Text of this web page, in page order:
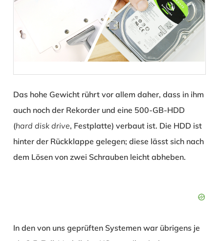
Das hohe Gewicht rührt vor allem daher, dass in ihm
auch noch der Rekorder und eine 500-GB-HDD
(hard disk drive, Festplatte) verbaut ist. Die HDD ist
hinter der Rückklappe gelegen; diese lässt sich nach
dem Lösen von zwei Schrauben leicht abheben.
In den von uns geprüften Systemen war übrigens je